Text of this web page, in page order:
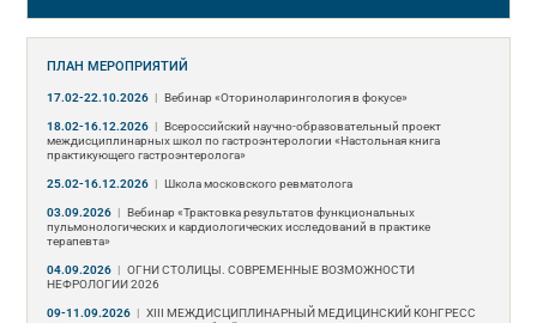
ПЛАН МЕРОПРИЯТИЙ
17.02-22.10.2026 | Вебинар «Оториноларингология в фокусе»
18.02-16.12.2026 | Всероссийский научно-образовательный проект
междисциплинарных школ по гастроэнтерологии «Настольная книга
практикующего гастроэнтеролога»
25.02-16.12.2026 | Школа московского ревматолога
03.09.2026 | Вебинар «Трактовка результатов функциональных
пульмонологических и кардиологических исследований в практике
терапевта»
04.09.2026 | ОГНИ СТОЛИЦЫ. СОВРЕМЕННЫЕ ВОЗМОЖНОСТИ
НЕФРОЛОГИИ 2026
09-11.09.2026 | ХIII МЕЖДИСЦИПЛИНАРНЫЙ МЕДИЦИНСКИЙ КОНГРЕСС